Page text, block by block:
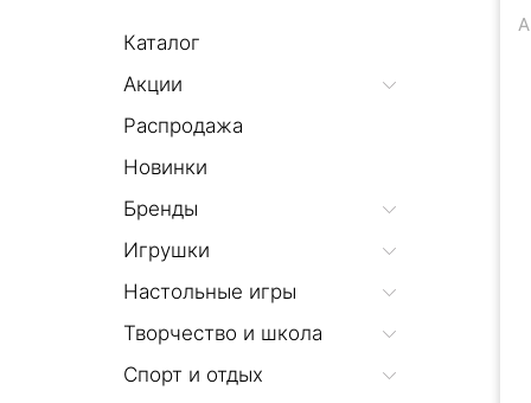
Каталог
Акции
Распродажа
Новинки
Бренды
Игрушки
Настольные игры
Творчество и школа
Спорт и отдых